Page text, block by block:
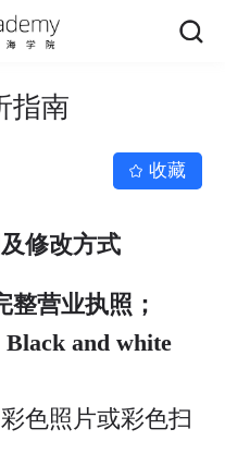
指南
收藏
修改方式
整营业执照；
and white
色照片或彩色扫